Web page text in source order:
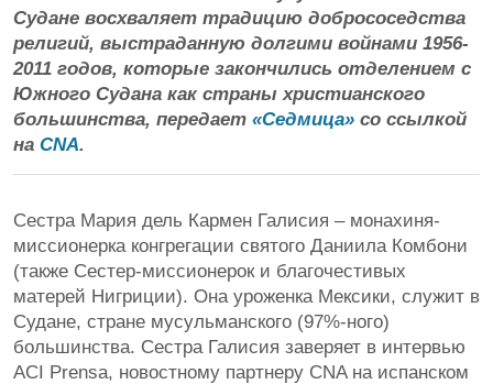
Судане восхваляет традицию добрососедства
религий, выстраданную долгими войнами 1956-
2011 годов, которые закончились отделением с
Южного Судана как страны христианского
большинства, передает «Седмица» со ссылкой
на CNA.
Сестра Мария дель Кармен Галисия – монахиня-
миссионерка конгрегации святого Даниила Комбони
(также Сестер-миссионерок и благочестивых
матерей Нигриции). Она уроженка Мексики, служит в
Судане, стране мусульманского (97%-ного)
большинства. Сестра Галисия заверяет в интервью
ACI Prensa, новостному партнеру CNA на испанском